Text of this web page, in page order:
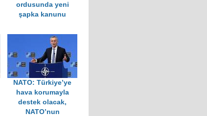
ordusunda yeni
şapka kanunu
NATO: Türkiye’ye
hava korumayla
destek olacak,
NATO’nun